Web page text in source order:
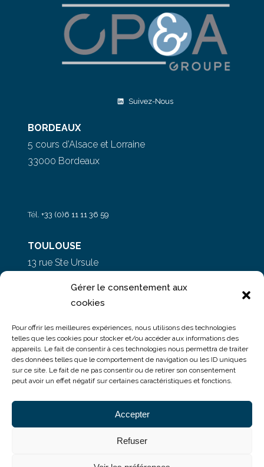
Gérer le consentement aux
cookies
Pour offrir les meilleures expériences, nous utilisons des technologies
telles que les cookies pour stocker et/ou accéder aux informations des
appareils. Le fait de consentir à ces technologies nous permettra de traiter
des données telles que le comportement de navigation ou les ID uniques
sur ce site. Le fait de ne pas consentir ou de retirer son consentement
peut avoir un effet négatif sur certaines caractéristiques et fonctions.
Accepter
Refuser
Suivez-Nous
BORDEAUX
5 cours d’Alsace et Lorraine
33000 Bordeaux
Tél.+33 (0)6 11 11 36 59
TOULOUSE
13 rue Ste Ursule
5 rue du Colonel Moll
75017 Paris